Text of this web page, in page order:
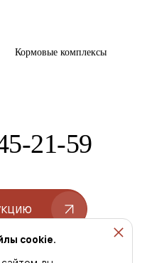
Кормовые комплексы
21-59
cookie.